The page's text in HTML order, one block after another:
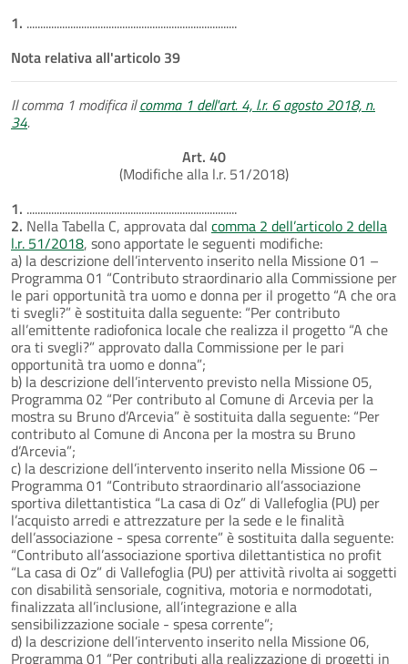
1. .............................................................................
Nota relativa all'articolo 39
Il comma 1 modifica ilcomma 1 dell'art. 4, l.r. 6 agosto 2018, n.
34.
Art. 40
(Modifiche alla l.r. 51/2018)
1. .............................................................................
2. Nella Tabella C, approvata dal comma 2 dell’articolo 2 della
l.r. 51/2018, sono apportate le seguenti modifiche:
a) la descrizione dell’intervento inserito nella Missione 01 –
Programma 01 “Contributo straordinario alla Commissione per
le pari opportunità tra uomo e donna per il progetto “A che ora
ti svegli?” è sostituita dalla seguente: “Per contributo
all’emittente radiofonica locale che realizza il progetto “A che
ora ti svegli?” approvato dalla Commissione per le pari
opportunità tra uomo e donna”;
b) la descrizione dell’intervento previsto nella Missione 05,
Programma 02 “Per contributo al Comune di Arcevia per la
mostra su Bruno d’Arcevia” è sostituita dalla seguente: “Per
contributo al Comune di Ancona per la mostra su Bruno
d’Arcevia”;
c) la descrizione dell’intervento inserito nella Missione 06 –
Programma 01 “Contributo straordinario all’associazione
sportiva dilettantistica “La casa di Oz” di Vallefoglia (PU) per
l’acquisto arredi e attrezzature per la sede e le finalità
dell’associazione - spesa corrente” è sostituita dalla seguente:
“Contributo all’associazione sportiva dilettantistica no profit
“La casa di Oz” di Vallefoglia (PU) per attività rivolta ai soggetti
con disabilità sensoriale, cognitiva, motoria e normodotati,
finalizzata all’inclusione, all’integrazione e alla
sensibilizzazione sociale - spesa corrente”;
d) la descrizione dell’intervento inserito nella Missione 06,
Programma 01 “Per contributi alla realizzazione di progetti in